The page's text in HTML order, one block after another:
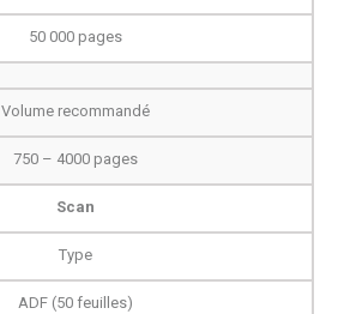
50 000 pages
Volume recommandé
750 – 4000 pages
Scan
Type
ADF (50 feuilles)